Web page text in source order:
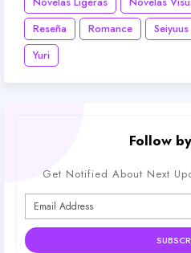
Reseña
Romance Seiyuus
Yuri
Follow
Get Notified About Next